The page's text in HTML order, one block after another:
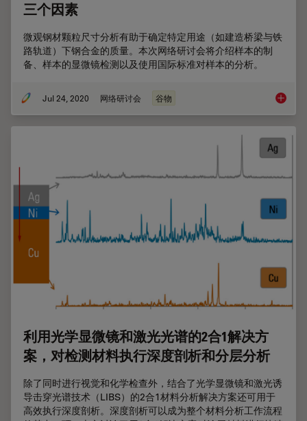
三个因素
微观钢材颗粒尺寸分析有助于确定特定用途（如建造桥梁与铁
路轨道）下钢合金的质量。本次网络研讨会将介绍样本的制
备、样本的显微镜检测以及使用国际标准对样本的分析。
Jul 24, 2020 网络研讨会 谷物 用于晶
利用光学显微镜和激光光谱的2合1解决方
案，对检测材料执行深度剖析和分层分析
除了同时进行视觉和化学检查外，结合了光学显微镜和激光诱
导击穿光谱技术（LIBS）的2合1材料分析解决方案还可用于
高效执行深度剖析。深度剖析可以成为整个材料分析工作流程